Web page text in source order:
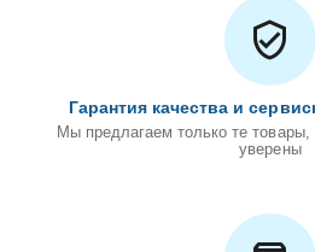
Гарантия качества и
Мы предлагаем только те товары,
уверены